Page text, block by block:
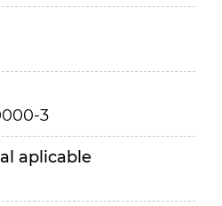
3
aplicable